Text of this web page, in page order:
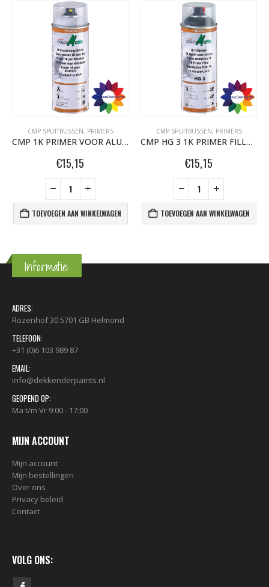
CMP SPUITBUSSEN, PRIMERS
CMP 1K PRIMER VOOR ALUMINIUM
€15,15
TOEVOEGEN AAN WINKELWAGEN
CMP SPUITBUSSEN, PRIMERS
CMP HG 3 1K PRIMER FILLER GRIJS 400 ML
€15,15
TOEVOEGEN AAN WINKELWAGEN
Informatie:
ADRES:
Rozenhof 30 5701 GB Helmond
TELEFOON:
+31 (0)6 103 989 87
EMAIL:
info@dekkenderpaints.nl
GEOPEND OP:
Ma t/m Vr 9:00 - 17:00
MIJN ACCOUNT
Mijn account
Mijn bestellingen
Over ons
Privacy beleid
Contact
VOLG ONS: